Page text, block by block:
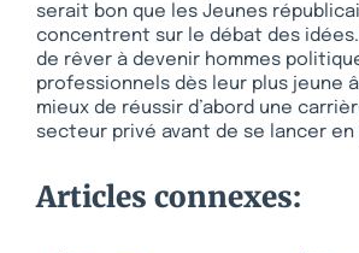
serait bon que les Jeunes
concentrent sur le débat des
de rêver à devenir hommes
professionnels dès leur plus jeune
mieux de réussir d’abord une
secteur privé avant de se lancer
Articles connexes: